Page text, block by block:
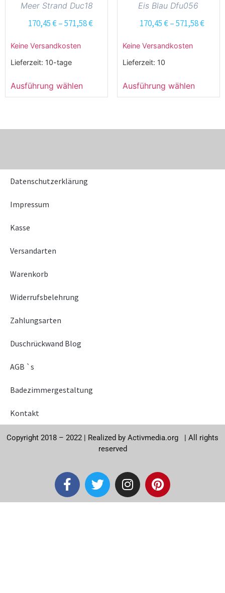
Meer Strand Duc18
170,45€–571,58€
Keine Versandkosten
Lieferzeit: 10-tage
Ausführung wählen
Eis Blau Dfu056
170,45€–571,58€
Keine Versandkosten
Lieferzeit: 10
Ausführung wählen
Datenschutzerklärung
Impressum
Kasse
Versandarten
Warenkorb
Widerrufsbelehrung
Zahlungsarten
Duschrückwand Blog
AGB `s
Badezimmergestaltung
Kontakt
Copyright 2018 – 2022 | Realized by Activmedia.org
All rights
reserved